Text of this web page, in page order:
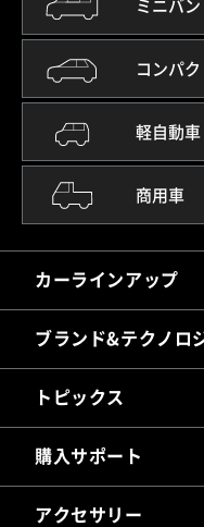
ミニバン
コンパク
軽自動車
商用車
カーラインアップ
ブランド&テクノロ
トピックス
購入サポート
アクセサリー